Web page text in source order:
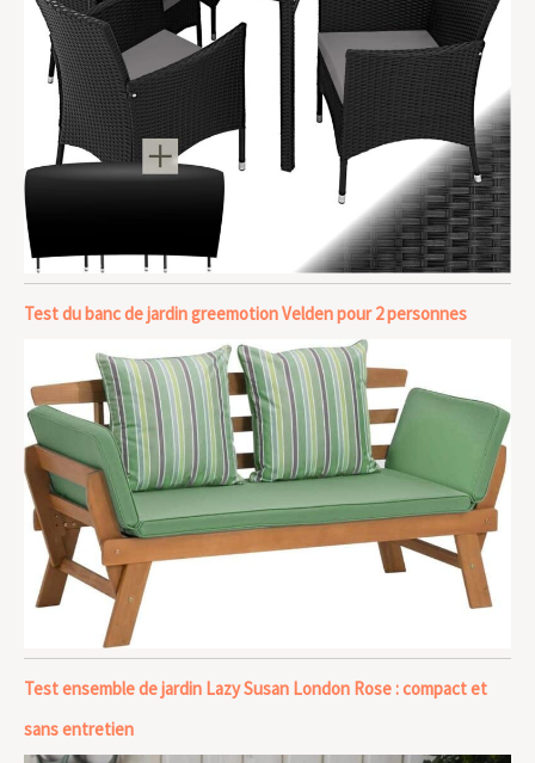
Test du banc de jardin greemotion Velden pour 2 personnes
Test ensemble de jardin Lazy Susan London Rose : compact et
sans entretien